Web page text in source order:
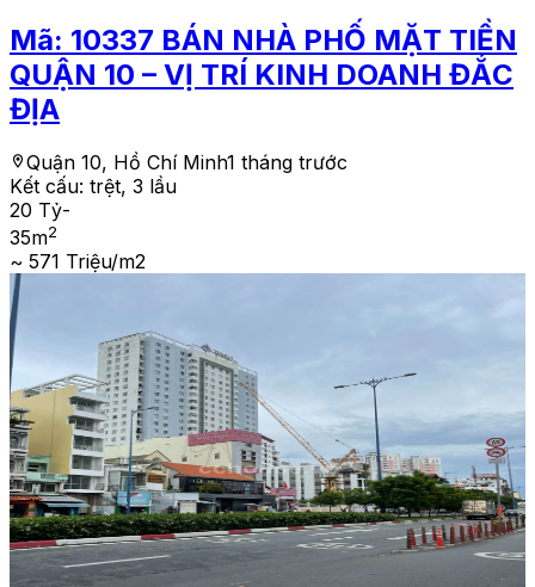
Mã: 10337 BÁN NHÀ PHỐ MẶT TIỀN
QUẬN 10 – VỊ TRÍ KINH DOANH ĐẮC
ĐỊA
Quận 10, Hồ Chí Minh1 tháng trước
Kết cấu: trệt, 3 lầu
20 Tỷ-
35m2
~ 571 Triệu/m2